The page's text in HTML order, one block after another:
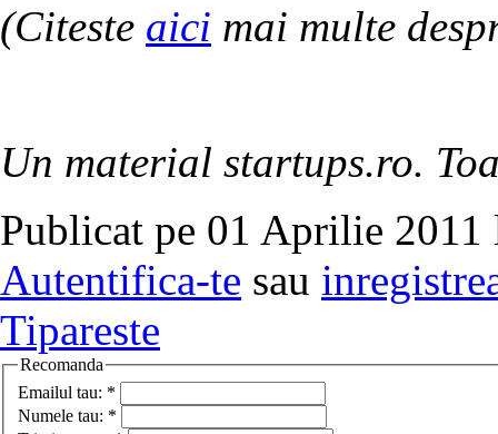
(Citeste aici mai multe
Un material startups.ro.
Publicat pe 01 Aprilie 2011
Autentifica-te sau
Tipareste
Recomanda
Emailul tau: *
Numele tau: *